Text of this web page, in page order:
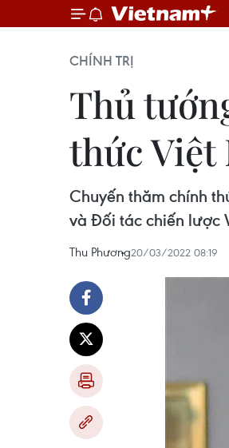
CHÍNH TRỊ
Thủ
thức Việt
Chuyến thăm chính
và Đối tác chiến lược
Thu Phương20/03/2022 08:19